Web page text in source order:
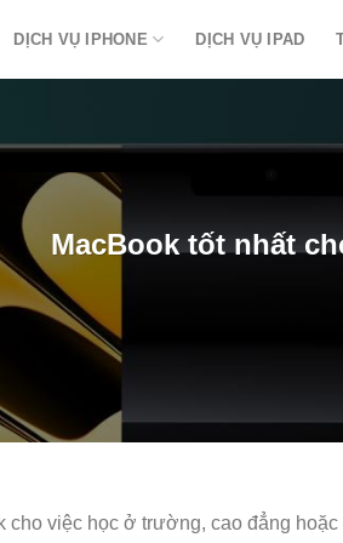
DỊCH VỤ IPHONE DỊCH VỤ IPAD
MacBook tốt nhất
việc học ở trường, cao đẳng